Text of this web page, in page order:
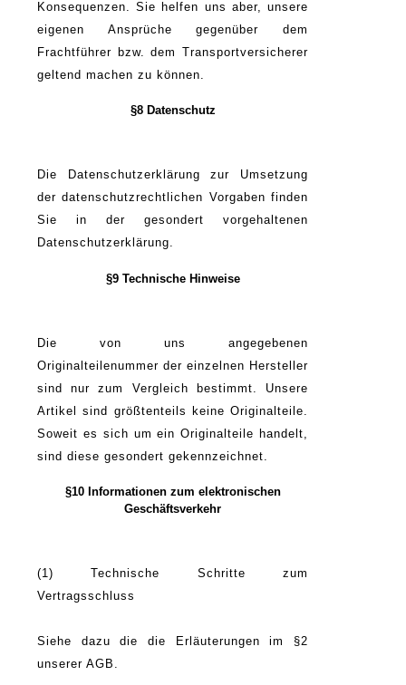
Konsequenzen. Sie helfen uns aber, unsere
eigenen Ansprüche gegenüber dem
Frachtführer bzw. dem Transportversicherer
geltend machen zu können.
§8 Datenschutz
Die Datenschutzerklärung zur Umsetzung
der datenschutzrechtlichen Vorgaben finden
Sie in der gesondert vorgehaltenen
Datenschutzerklärung.
§9 Technische Hinweise
Die von uns angegebenen
Originalteilenummer der einzelnen Hersteller
sind nur zum Vergleich bestimmt. Unsere
Artikel sind größtenteils keine Originalteile.
Soweit es sich um ein Originalteile handelt,
sind diese gesondert gekennzeichnet.
§10 Informationen zum elektronischen
Geschäftsverkehr
(1) Technische Schritte zum
Vertragsschluss
Siehe dazu die die Erläuterungen im §2
unserer AGB.